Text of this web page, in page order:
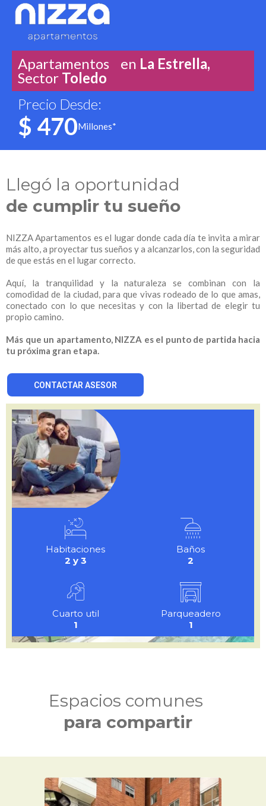
Apartamentos en La Estrella,
Sector Toledo
Precio Desde:
$ 470Millones*
Llegó la oportunidad
de cumplir tu sueño
NIZZA Apartamentos es el lugar donde cada día te invita a mirar
más alto, a proyectar tus sueños y a alcanzarlos, con la seguridad
de que estás en el lugar correcto.
Aquí, la tranquilidad y la naturaleza se combinan con la
comodidad de la ciudad, para que vivas rodeado de lo que amas,
conectado con lo que necesitas y con la libertad de elegir tu
propio camino.
Más que un apartamento, NIZZA es el punto de partida hacia
tu próxima gran etapa.
CONTACTAR ASESOR
Habitaciones
2 y 3
Baños
2
Cuarto util
1
Parqueadero
1
Espacios comunes
para compartir